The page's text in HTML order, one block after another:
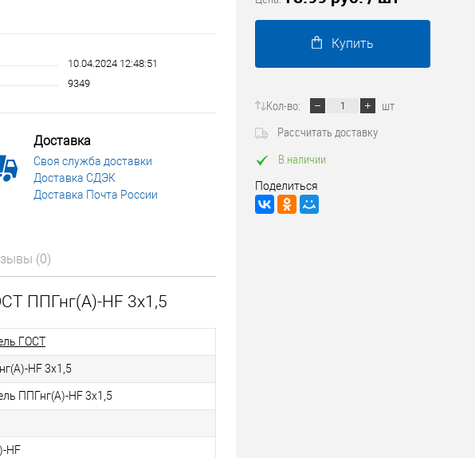
и материалы
10.04.2024 12:48:51
9349
Доставка
Своя служба доставки
Доставка СДЭК
Доставка Почта России
(0)
ППГнг(А)-HF 3х1,5
ГОСТ
HF 3х1,5
ППГнг(А)-HF 3х1,5
HF
Купить
Кол-во:
шт
Рассчитать доставку
В наличии
Поделиться